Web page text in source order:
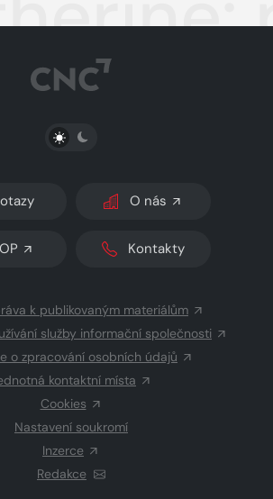
PŘEPNOUT SVĚTLÝ/TMAVÝ REŽIM
O nás
Kontakty
k publikovaným materiálům
služby informační společnosti
o zpracování osobních údajů
kontaktní místa
Cookies
Nastavení soukromí
Inzerce
Redakce